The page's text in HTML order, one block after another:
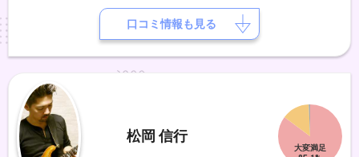
KENモデルを頂く。初めてレコーディングも経験。高校卒業後、上京を
決意。YAMAHA音楽院入学。ギターを末原康志に師事。ギターのみなら
ず、様々な楽器、音楽理論を学ぶ。Sleepy head jaimeでCDデビュー。
TBS 「みのもんたの朝ズバッ」エンディングテーマ曲「kiss the girl」
この頃から色んなアーティストのサポートも始める。武道館「ステファ
ニー」、サマーソニック「REN」、渋谷公会堂「西郷葉介」など大きな
舞台も経験。2010年 西川進さんとバンドを組んでいた木村 隼人と共
にDARLING DARNIG を結成。RO69jack準優勝。静岡県掛川市、茶のみ
やきんじろうテーマソング「お茶の子さいさい茶きんちゃん」（アレン
ジ担当）配信アプリ「17 Live」公式ライバー得意としているジャンル
口コミ情報も見る
松岡 信行